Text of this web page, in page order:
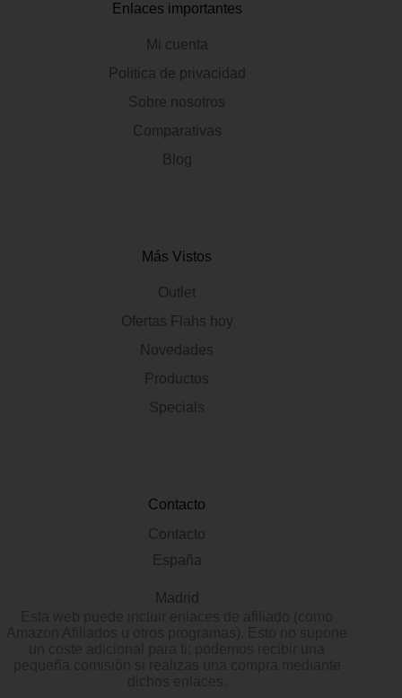
Enlaces importantes
Mi cuenta
Politica de privacidad
Sobre nosotros
Comparativas
Blog
Más Vistos
Outlet
Ofertas Flahs hoy
Novedades
Productos
Specials
Contacto
Contacto
España
Madrid